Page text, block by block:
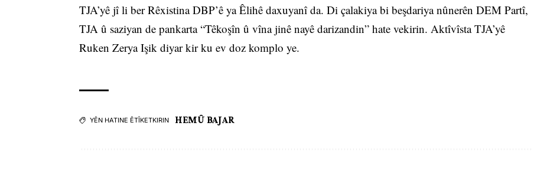
TJA’yê jî li ber Rêxistina DBP’ê ya Êlihê daxuyanî da. Di çalakiya bi beşdariya nûnerên DEM Partî,
TJA û saziyan de pankarta “Têkoşîn û vîna jinê nayê darizandin” hate vekirin. Aktîvîsta TJA’yê
Ruken Zerya Işik diyar kir ku ev doz komplo ye.
YÊN HATINE ÊTÎKETKIRIN HEMÛ BAJAR